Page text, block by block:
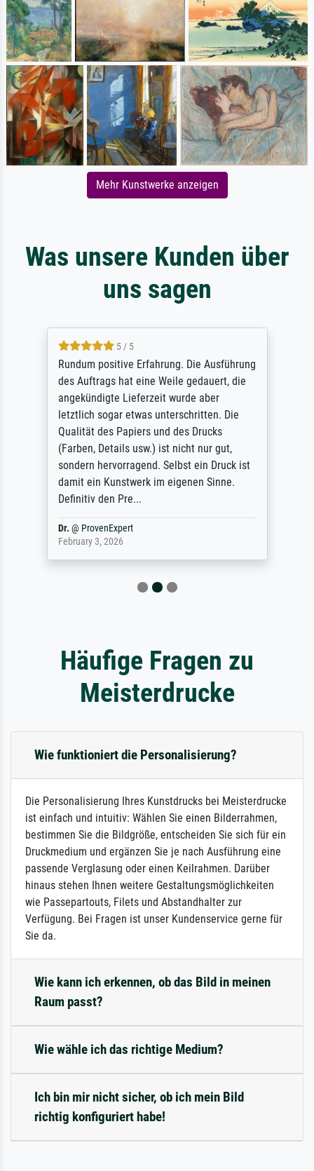
Mehr Kunstwerke anzeigen
Was unsere Kunden über
uns sagen
5 / 5
Rundum positive Erfahrung. Die Ausführung
des Auftrags hat eine Weile gedauert, die
angekündigte Lieferzeit wurde aber
letztlich sogar etwas unterschritten. Die
Qualität des Papiers und des Drucks
(Farben, Details usw.) ist nicht nur gut,
sondern hervorragend. Selbst ein Druck ist
damit ein Kunstwerk im eigenen Sinne.
Definitiv den Pre...
Dr. @ ProvenExpert
February 3, 2026
Häufige Fragen zu
Meisterdrucke
Wie funktioniert die Personalisierung?
Die Personalisierung Ihres Kunstdrucks bei Meisterdrucke
ist einfach und intuitiv: Wählen Sie einen Bilderrahmen,
bestimmen Sie die Bildgröße, entscheiden Sie sich für ein
Druckmedium und ergänzen Sie je nach Ausführung eine
passende Verglasung oder einen Keilrahmen. Darüber
hinaus stehen Ihnen weitere Gestaltungsmöglichkeiten
wie Passepartouts, Filets und Abstandhalter zur
Verfügung. Bei Fragen ist unser Kundenservice gerne für
Sie da.
Wie kann ich erkennen, ob das Bild in meinen
Raum passt?
Wie wähle ich das richtige Medium?
Ich bin mir nicht sicher, ob ich mein Bild
richtig konfiguriert habe!